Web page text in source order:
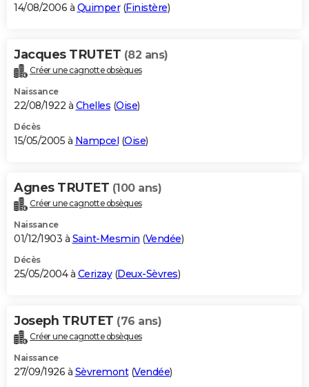
14/08/2006 à Quimper(Finistère)
Jacques TRUTET (82 ans)
Créer une cagnotte obsèques
Naissance
22/08/1922 à Chelles (Oise)
Décès
15/05/2005 à Nampcel (Oise)
Agnes TRUTET (100 ans)
Créer une cagnotte obsèques
Naissance
01/12/1903 à Saint-Mesmin (Vendée)
Décès
25/05/2004 à Cerizay(Deux-Sèvres)
Joseph TRUTET (76 ans)
Créer une cagnotte obsèques
Naissance
27/09/1926 à Sèvremont(Vendée)